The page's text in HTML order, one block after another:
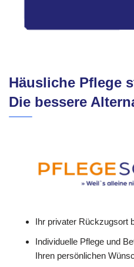
Häusliche Pflege
Die bessere
Ihr privater Rückzugsort
Individuelle Pflege und
Ihren persönlichen